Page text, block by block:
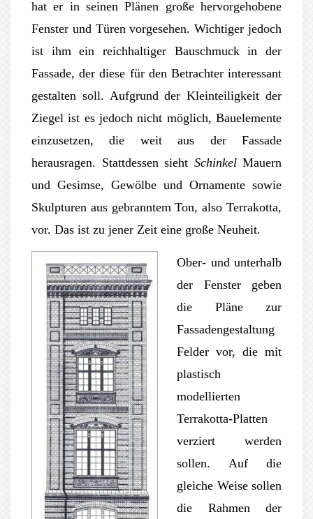
hat er in seinen Plänen große hervorgehobene
Fenster und Türen vorgesehen. Wichtiger jedoch
ist ihm ein reichhaltiger Bauschmuck in der
Fassade, der diese für den Betrachter interessant
gestalten soll. Aufgrund der Kleinteiligkeit der
Ziegel ist es jedoch nicht möglich, Bauelemente
einzusetzen, die weit aus der Fassade
herausragen. Stattdessen sieht SchinkelMauern
und Gesimse, Gewölbe und Ornamente sowie
Skulpturen aus gebranntem Ton, also Terrakotta,
vor. Das ist zu jener Zeit eine große Neuheit.
Ober- und unterhalb
der Fenster geben
die Pläne zur
Fassadengestaltung
Felder vor, die mit
plastisch
modellierten
Terrakotta-Platten
verziert werden
sollen. Auf die
gleiche Weise sollen
die Rahmen der